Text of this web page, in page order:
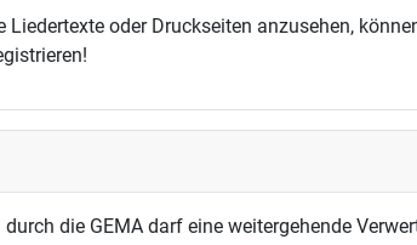
oder Druckseiten anzusehen,
die GEMA darf eine weitergehende